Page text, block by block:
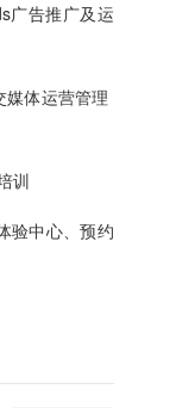
告推广及运
体运营管理
训
验中心、预约